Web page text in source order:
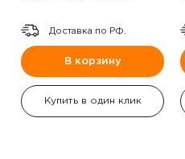
Доставка по РФ.
В корзину
Купить в один клик